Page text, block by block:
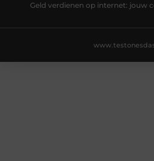
Geld verdienen op internet: jouw